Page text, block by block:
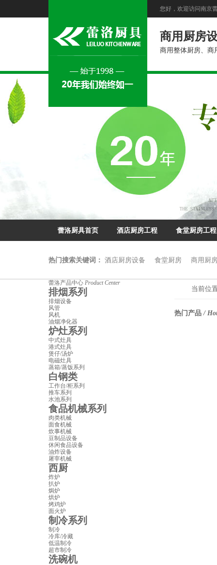
您好，欢迎访问南京
商用厨房
商用整体厨房、商
蕾洛厨具首页 酒店厨房工程 食堂厨房工程
热门搜索关键词： 酒店厨房设备 食堂厨房 商用厨
当前位
热门产品/
蕾洛产品中心 Product Center
排烟系列
排烟设备
风管
风机
油烟净化器
炉灶系列
中式灶具
港式灶具
煲仔/汤炉
电磁灶具
蒸箱/蒸饭系列
白钢类
工作台/柜系列
推车系列
水池系列
食品机械系列
肉类机械
面食机械
炊事机械
豆制品设备
休闲食品设备
油炸设备
屠宰机械
西厨
炸炉
扒炉
焗炉
烘炉
烤鸡炉
面火炉
制冷系列
制冷
冷库/冷藏
低温制冷
超市制冷
洗碗机